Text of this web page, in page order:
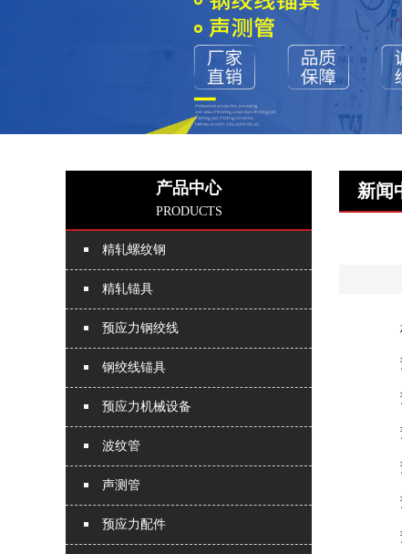
新闻
产品中心
PRODUCTS
精轧螺纹钢
精轧锚具
预应力钢绞线
钢绞线锚具
预应力机械设备
波纹管
声测管
预应力配件